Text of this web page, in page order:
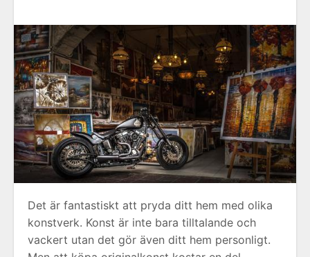
Det är fantastiskt att pryda ditt hem med olika
konstverk. Konst är inte bara tilltalande och
vackert utan det gör även ditt hem personligt.